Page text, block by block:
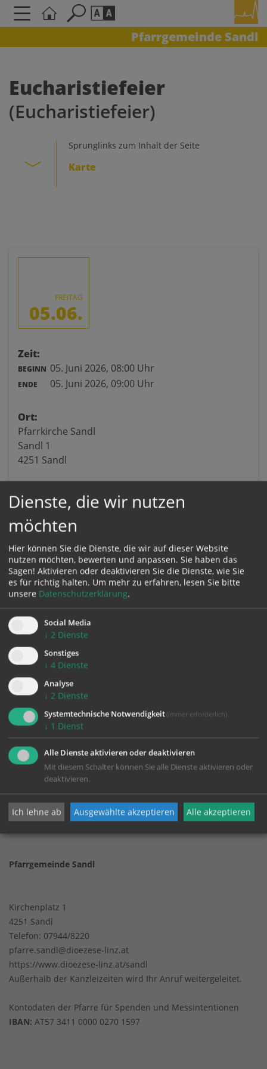
Pfarrgemeinde Sandl
Schriftgröße
AAA
Kontrasteinstellungen
A
Eucharistiefeier
(Eucharistiefeier)
Sprunglinks zum Inhalt der Seite
Karte
FREITAG
05.06.
Zeit:
BEGINN 05. Juni 2026, 08:00 Uhr
ENDE 05. Juni 2026, 09:00 Uhr
Ort:
Pfarrkirche Sandl
Sandl 1
4251 Sandl
Karte:
Zustimmung erforderlich!
Bitte akzeptieren Sie
die Seite neu
KONTAKT
Datenschutz
Pfarrgemeinde Sandl
Kirchenplatz 1
4251 Sandl
Telefon: 07944/8220
pfarre.sandl@dioezese-linz.at
https://www.dioezese-linz.at/sandl
Außerhalb der Kanzleizeiten wird Ihr Anruf weitergeleitet.
Kontodaten der Pfarre für Spenden und Messintentionen
IBAN: AT57 3411 0000 0270 1597
Dienste, die wir nutzen
möchten
Hier können Sie die Dienste, die wir auf dieser Website
nutzen möchten, bewerten und anpassen. Sie haben das
Sagen! Aktivieren oder deaktivieren Sie die Dienste, wie Sie
es für richtig halten. Um mehr zu erfahren, lesen Sie bitte
unsere Datenschutzerklärung.
Social Media
↓ 2 Dienste
Sonstiges
↓ 4 Dienste
Analyse
↓ 2 Dienste
Systemtechnische Notwendigkeit (immer erforderlich)
↓ 1 Dienst
Alle Dienste aktivieren oder deaktivieren
Mit diesem Schalter können Sie alle Dienste aktivieren oder
deaktivieren.
Ich lehne ab Ausgewählte akzeptieren Alle akzeptieren